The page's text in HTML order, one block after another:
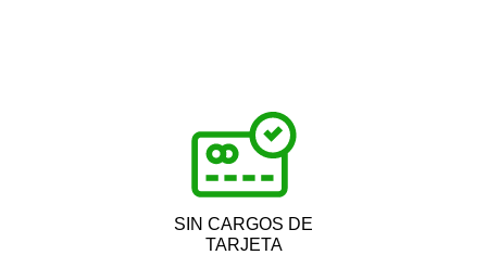
SIN CARGOS DE
TARJETA